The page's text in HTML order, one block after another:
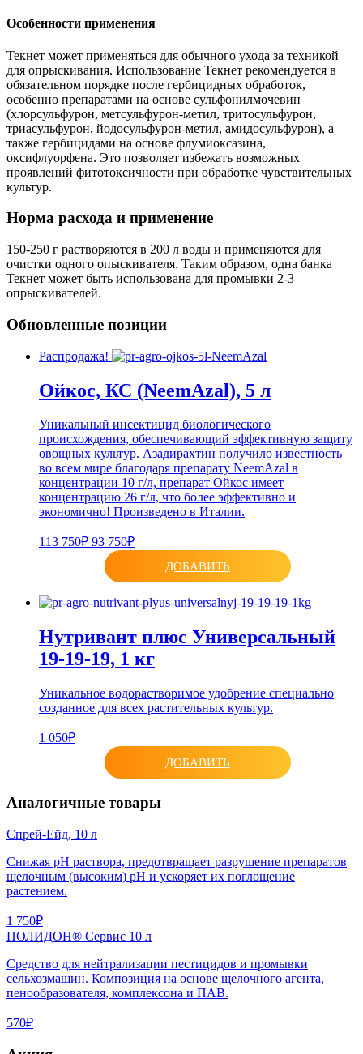
Особенности применения
Текнет может применяться для обычного ухода за техникой
для опрыскивания. Использование Текнет рекомендуется в
обязательном порядке после гербицидных обработок,
особенно препаратами на основе сульфонилмочевин
(хлорсульфурон, метсульфурон-метил, тритосульфурон,
триасульфурон, йодосульфурон-метил, амидосульфурон), а
также гербицидами на основе флумиоксазина,
оксифлуорфена. Это позволяет избежать возможных
проявлений фитотоксичности при обработке чувствительных
культур.
Норма расхода и применение
150-250 г растворяются в 200 л воды и применяются для
очистки одного опыскивателя. Таким образом, одна банка
Текнет может быть использована для промывки 2-3
опрыскивателей.
Обновленные позиции
Распродажа!
Ойкос, КС (NeemAzal), 5 л
Уникальный инсектицид биологического
происхождения, обеспечивающий эффективную защиту
овощных культур. Азадирахтин получило известность
во всем мире благодаря препарату NeemAzal в
концентрации 10 г/л, препарат Ойкос имеет
концентрацию 26 г/л, что более эффективно и
экономично! Произведено в Италии.
113 750₽ 93 750₽
ДОБАВИТЬ
Нутривант плюс Универсальный
19-19-19, 1 кг
Уникальное водорастворимое удобрение специально
созданное для всех растительных культур.
1 050₽
ДОБАВИТЬ
Аналогичные товары
Спрей-Ейд, 10 л
Снижая рН раствора, предотвращает разрушение препаратов
щелочным (высоким) рН и ускоряет их поглощение
растением.
1 750₽
ПОЛИДОН® Сервис 10 л
Средство для нейтрализации пестицидов и промывки
сельхозмашин. Композиция на основе щелочного агента,
пенообразователя, комплексона и ПАВ.
570₽